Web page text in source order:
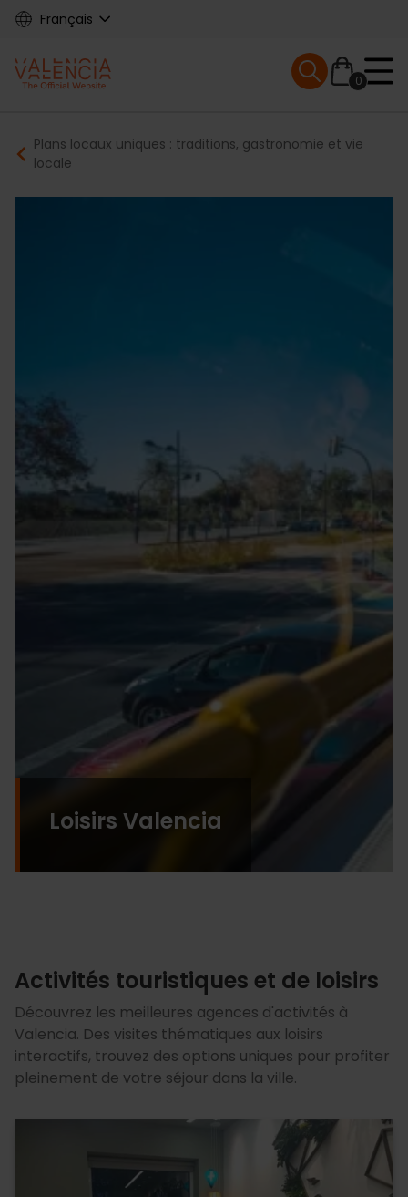
Skip
content
Français
Main
navigation
0
Mobile menu
Breadcrumb
Plans locaux uniques : traditions, gastronomie et vie
locale
Loisirs Valencia
Activités touristiques et de loisirs
Découvrez les meilleures agences d'activités à
Valencia. Des visites thématiques aux loisirs
interactifs, trouvez des options uniques pour profiter
pleinement de votre séjour dans la ville.